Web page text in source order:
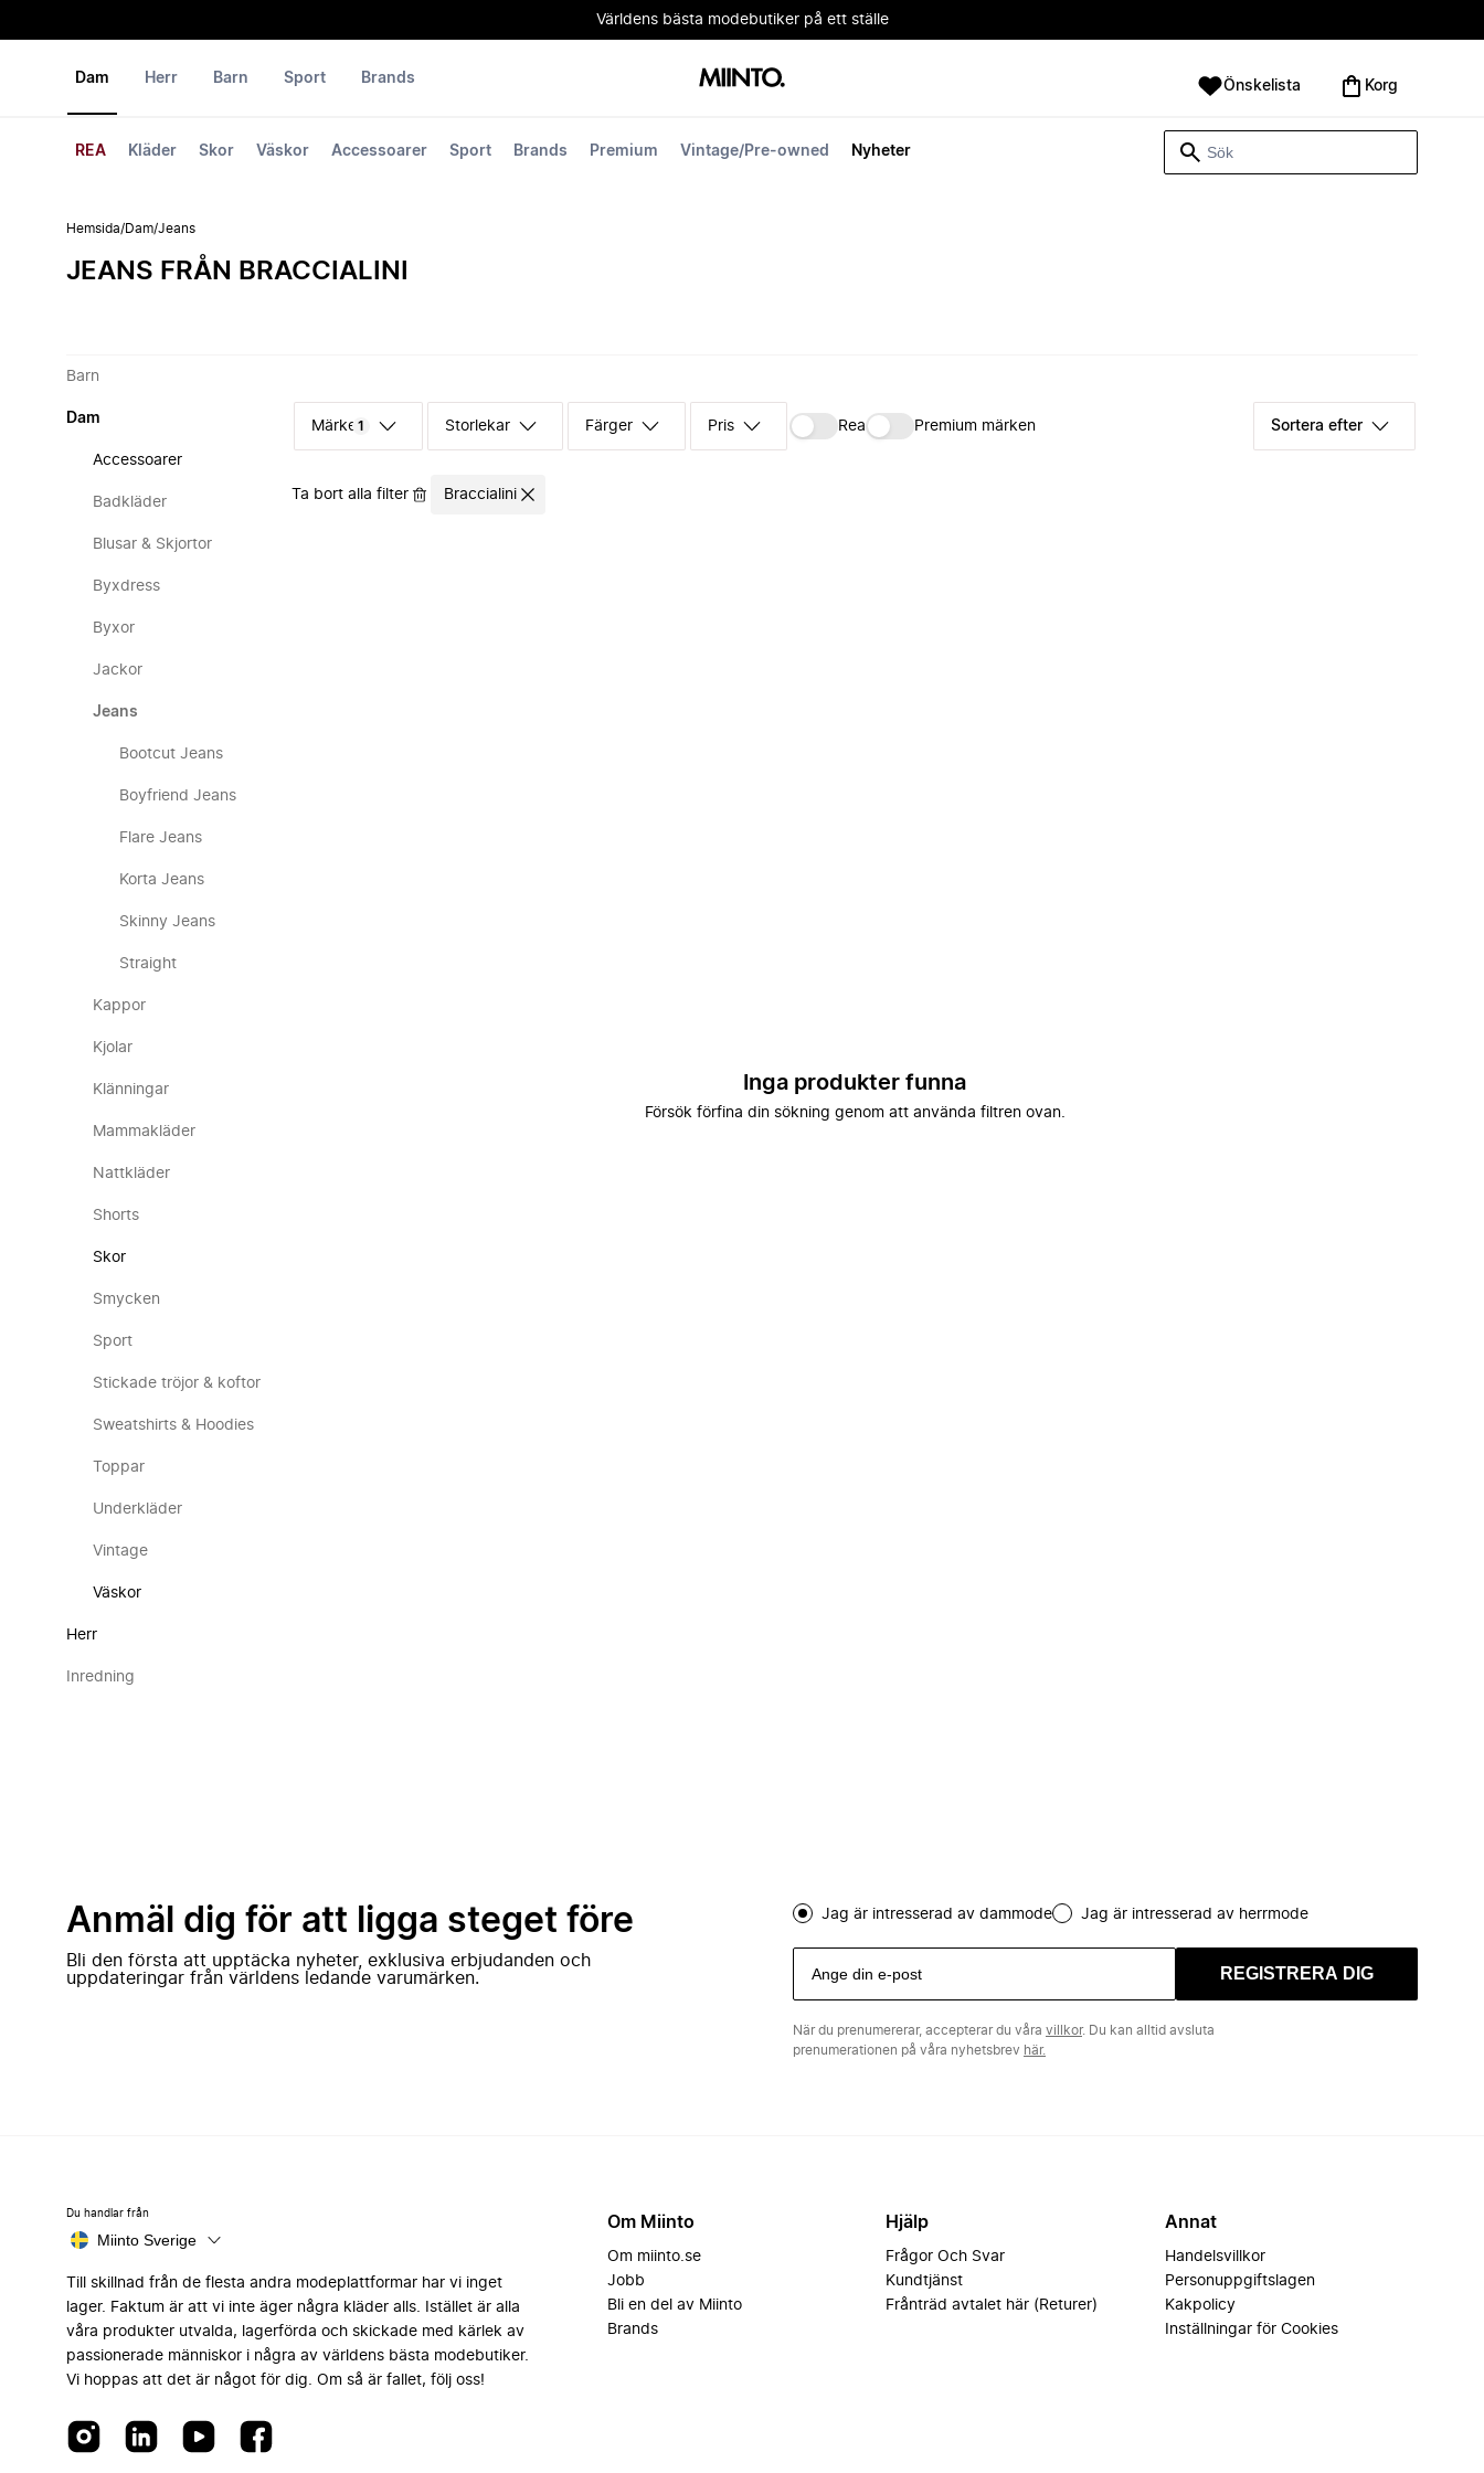
Världens bästa modebutiker på ett ställe
Dam
REA Kläder Skor Väskor Accessoarer Sport Brands Premium Vintage/Pre-owned Nyheter
Herr Barn Sport Brands Önskelista Korg
Hemsida/Dam/Jeans
JEANS FRÅN BRACCIALINI
Barn
Dam
Accessoarer
Badkläder
Blusar & Skjortor
Byxdress
Byxor
Jackor
Jeans
Bootcut Jeans
Boyfriend Jeans
Flare Jeans
Korta Jeans
Skinny Jeans
Straight
Kappor
Kjolar
Klänningar
Mammakläder
Nattkläder
Shorts
Skor
Smycken
Sport
Stickade tröjor & koftor
Sweatshirts & Hoodies
Toppar
Underkläder
Vintage
Väskor
Herr
Inredning
Märke 1 Storlekar Färger Pris Rea Premium märken Sortera efter
Ta bort alla filter Braccialini
Inga produkter funna
Försök förfina din sökning genom att använda filtren ovan.
Anmäl dig för att ligga steget före
Bli den första att upptäcka nyheter, exklusiva erbjudanden och
uppdateringar från världens ledande varumärken.
Jag är intresserad av dammode Jag är intresserad av herrmode
REGISTRERA DIG
När du prenumererar, accepterar du våra villkor. Du kan alltid avsluta
prenumerationen på våra nyhetsbrev här.
Du handlar från
Miinto Sverige
Till skillnad från de flesta andra modeplattformar har vi inget
lager. Faktum är att vi inte äger några kläder alls. Istället är alla
våra produkter utvalda, lagerförda och skickade med kärlek av
passionerade människor i några av världens bästa modebutiker.
Vi hoppas att det är något för dig. Om så är fallet, följ oss!
Om Miinto
Om miinto.se
Jobb
Bli en del av Miinto
Brands
Hjälp
Frågor Och Svar
Kundtjänst
Frånträd avtalet här (Returer)
Annat
Handelsvillkor
Personuppgiftslagen
Kakpolicy
Inställningar för Cookies